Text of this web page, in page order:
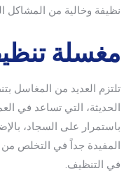
نظيفة وخالية من المشاكل
مغسلة
تلتزم العديد من المغاسل
الحديثة، التي تساعد في
باستمرار على السجاد،
المفيدة جداً في التخلص من
في التنظيف.